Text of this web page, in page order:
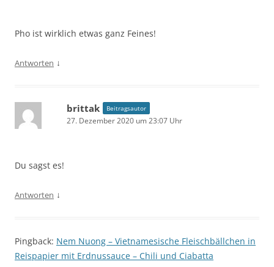
Pho ist wirklich etwas ganz Feines!
Antworten ↓
brittak Beitragsautor
27. Dezember 2020 um 23:07 Uhr
Du sagst es!
Antworten ↓
Pingback: Nem Nuong – Vietnamesische Fleischbällchen in
Reispapier mit Erdnussauce – Chili und Ciabatta